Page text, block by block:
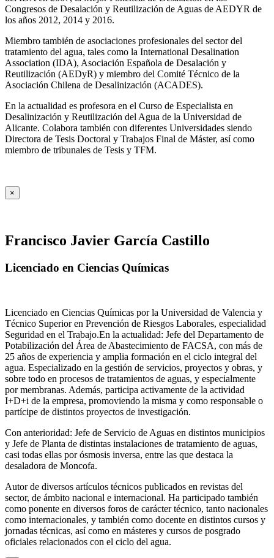
Congresos de Desalación y Reutilización de Aguas de AEDYR de
los años 2012, 2014 y 2016.
Miembro también de asociaciones profesionales del sector del
tratamiento del agua, tales como la International Desalination
Association (IDA), Asociación Española de Desalación y
Reutilización (AEDyR) y miembro del Comité Técnico de la
Asociación Chilena de Desalinización (ACADES).
En la actualidad es profesora en el Curso de Especialista en
Desalinización y Reutilización del Agua de la Universidad de
Alicante. Colabora también con diferentes Universidades siendo
Directora de Tesis Doctoral y Trabajos Final de Máster, así como
miembro de tribunales de Tesis y TFM.
×
Francisco Javier García Castillo
Licenciado en Ciencias Químicas
Licenciado en Ciencias Químicas por la Universidad de Valencia y
Técnico Superior en Prevención de Riesgos Laborales, especialidad
Seguridad en el Trabajo.En la actualidad: Jefe del Departamento de
Potabilización del Área de Abastecimiento de FACSA, con más de
25 años de experiencia y amplia formación en el ciclo integral del
agua. Especializado en la gestión de servicios, proyectos y obras, y
sobre todo en procesos de tratamientos de aguas, y especialmente
por membranas. Además, participa activamente de la actividad
I+D+i de la empresa, promoviendo la misma y como responsable o
partícipe de distintos proyectos de investigación.
Con anterioridad: Jefe de Servicio de Aguas en distintos municipios
y Jefe de Planta de distintas instalaciones de tratamiento de aguas,
casi todas ellas por ósmosis inversa, entre las que destaca la
desaladora de Moncofa.
Autor de diversos artículos técnicos publicados en revistas del
sector, de ámbito nacional e internacional. Ha participado también
como ponente en diversos foros de carácter técnico, tanto nacionales
como internacionales, y también como docente en distintos cursos y
jornadas técnicas, así como en másteres y cursos de posgrado
oficiales relacionados con el ciclo del agua.